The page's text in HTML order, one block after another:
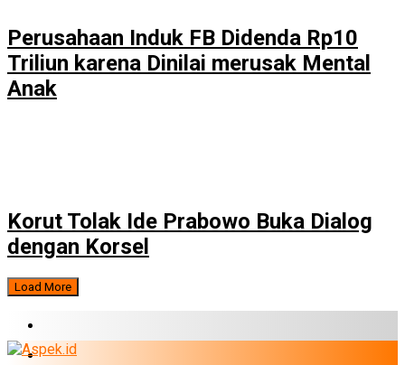
Perusahaan Induk FB Didenda Rp10
Triliun karena Dinilai merusak Mental
Anak
Korut Tolak Ide Prabowo Buka Dialog
dengan Korsel
Load More
BUMN